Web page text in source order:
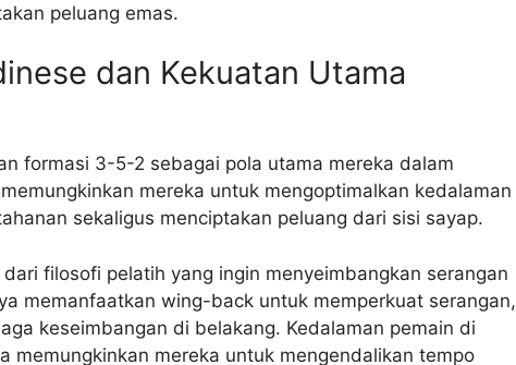
peluang emas.
dan Kekuatan Utama
formasi 3-5-2 sebagai pola utama mereka dalam
mereka untuk mengoptimalkan kedalaman
sekaligus menciptakan peluang dari sisi sayap.
filosofi pelatih yang ingin menyeimbangkan serangan
memanfaatkan wing-back untuk memperkuat serangan,
keseimbangan di belakang. Kedalaman pemain di
memungkinkan mereka untuk mengendalikan tempo